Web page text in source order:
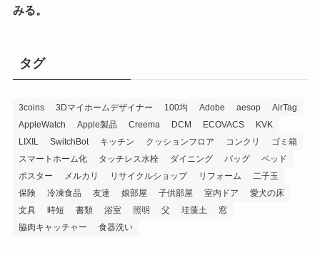
みる。
タグ
3coins 3Dマイホームデザイナー 100均 Adobe aesop
AirTag
AppleWatch
Apple製品 Creema DCM ECOVACS
KVK
LIXIL
SwitchBot キッチン クッションフロア コンクリ
ゴミ箱
スマートホーム化
タッチレス水栓 ダイニング バッグ
ベッド
ポスター
メルカリ リサイクルショップ リフォーム
二子玉
保険
冷凍食品 友達 娘部屋 子供部屋 室内ドア
愛犬の床
文具
時短 書類 浴室 照明 父 珪藻土
窓
脇肉キャッチャー
食器洗い